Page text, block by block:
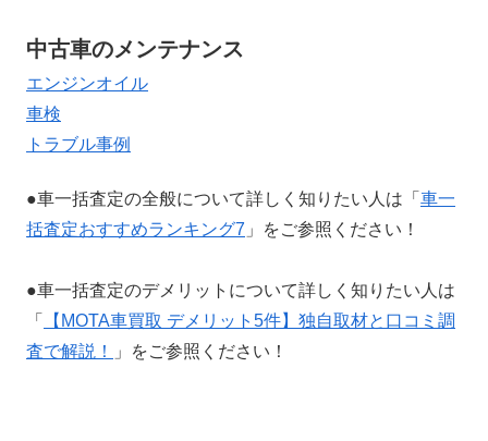
中古車のメンテナンス
エンジンオイル
車検
トラブル事例
●車一括査定の全般について詳しく知りたい人は「 車一
括査定おすすめランキング7 」をご参照ください！
●車一括査定のデメリットについて詳しく知りたい人は
「
【MOTA車買取 デメリット5件】独自取材と口コミ調
査で解説！
」をご参照ください！